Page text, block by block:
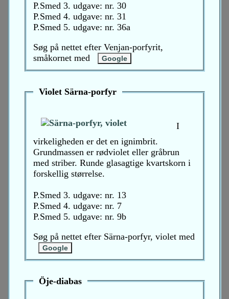
P.Smed 3. udgave: nr. 30
P.Smed 4. udgave: nr. 31
P.Smed 5. udgave: nr. 36a
Søg på nettet efter Venjan-porfyrit,
småkornet med
Violet Särna-porfyr
I
virkeligheden er det en ignimbrit.
Grundmassen er rødviolet eller gråbrun
med striber. Runde glasagtige kvartskorn i
forskellig størrelse.
P.Smed 3. udgave: nr. 13
P.Smed 4. udgave: nr. 7
P.Smed 5. udgave: nr. 9b
Søg på nettet efter Särna-porfyr, violet med
Öje-diabas